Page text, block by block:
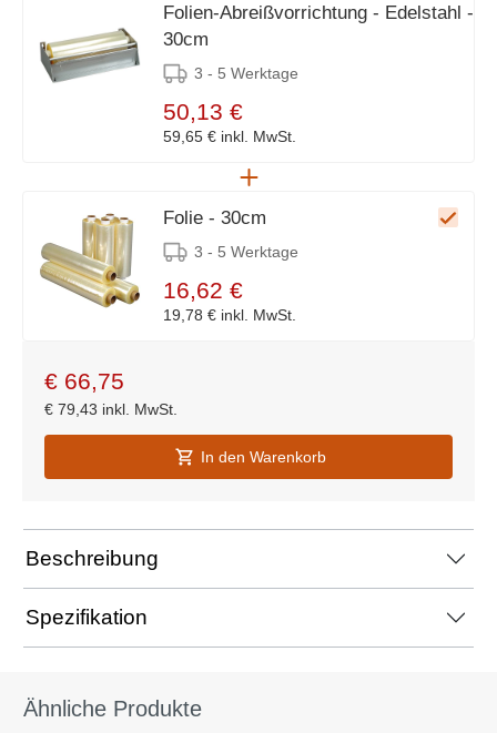
Folien-Abreißvorrichtung - Edelstahl -
30cm
3 - 5 Werktage
50,13 €
59,65 € inkl. MwSt.
Folie - 30cm
3 - 5 Werktage
16,62 €
19,78 € inkl. MwSt.
€ 66,75
€ 79,43 inkl. MwSt.
In den Warenkorb
Beschreibung
Spezifikation
Ähnliche Produkte